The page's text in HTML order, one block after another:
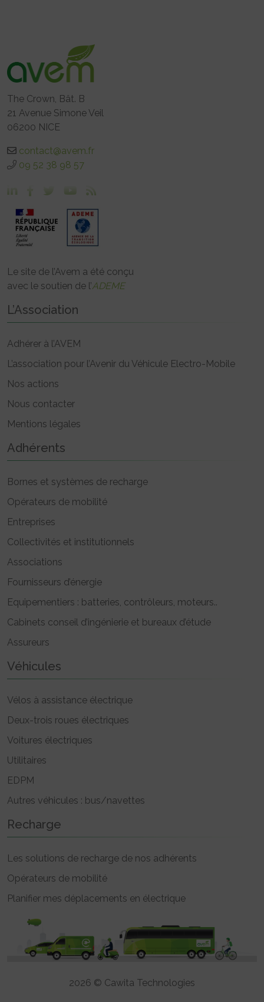
The Crown, Bât. B
21 Avenue Simone Veil
06200 NICE
contact@avem.fr
09 52 38 98 57
Le site de l’Avem a été conçu
avec le soutien de l’ADEME
L’Association
Adhérer à l’AVEM
L’association pour l’Avenir du Véhicule Electro-Mobile
Nos actions
Nous contacter
Mentions légales
Adhérents
Bornes et systèmes de recharge
Opérateurs de mobilité
Entreprises
Collectivités et institutionnels
Associations
Fournisseurs d’énergie
Equipementiers : batteries, contrôleurs, moteurs..
Cabinets conseil d’ingénierie et bureaux d’étude
Assureurs
Véhicules
Vélos à assistance électrique
Deux-trois roues électriques
Voitures électriques
Utilitaires
EDPM
Autres véhicules : bus/navettes
Recharge
Les solutions de recharge de nos adhérents
Opérateurs de mobilité
Planifier mes déplacements en électrique
2026 © Cawita Technologies